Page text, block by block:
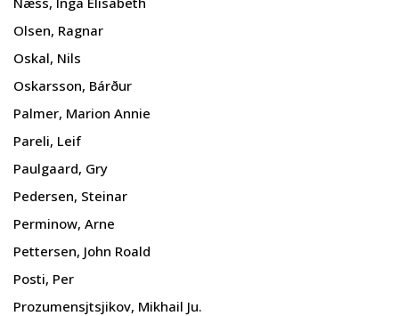
Olsen, Ragnar
Oskal, Nils
Oskarsson, Bárður
Palmer, Marion Annie
Pareli, Leif
Paulgaard, Gry
Pedersen, Steinar
Perminow, Arne
Pettersen, John Roald
Posti, Per
Prozumensjtsjikov, Mikhail Ju.